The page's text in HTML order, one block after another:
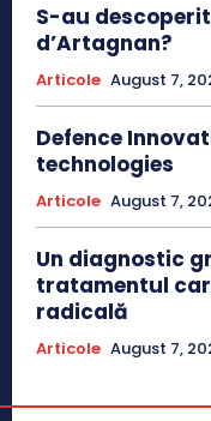
S-au
d’Artagnan?
Articole August 7,
Defence
technologies
Articole August 7,
Un diagnostic
tratamentul
radicală
Articole August 7,